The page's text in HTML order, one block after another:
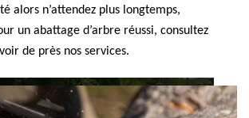
alors n’attendez plus longtemps,
un abattage d’arbre réussi, consultez
de près nos services.